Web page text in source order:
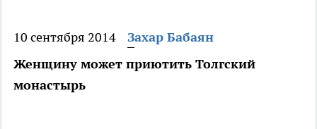
10 сентября 2014
Захар Бабаян
Женщину может приютить Толгский
монастырь